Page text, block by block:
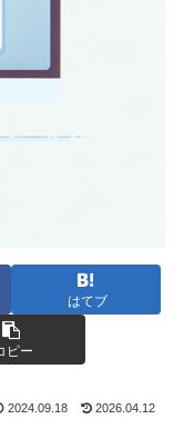
はてブ
ピー
2024.09.18 2026.04.12